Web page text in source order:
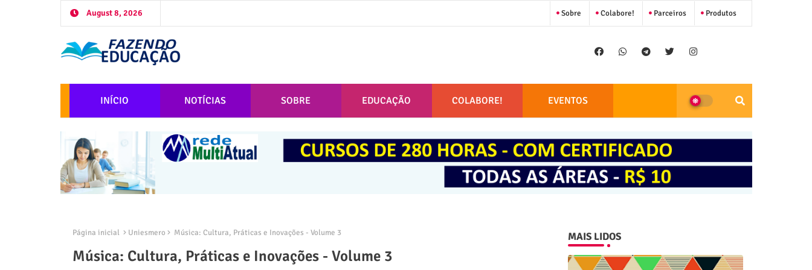
August 8, 2026 Sobre Colabore! Parceiros Produtos
INÍCIO NOTÍCIAS SOBRE EDUCAÇÃO COLABORE! EVENTOS
Página inicial Uniesmero Música: Cultura, Práticas e Inovações - Volume 3
Música: Cultura, Práticas e Inovações - Volume 3
MAIS LIDOS